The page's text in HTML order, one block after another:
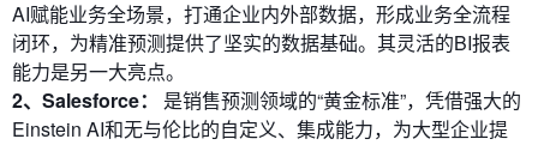
AI赋能业务全场景，打通企业内外部数据，形成业务全流程
闭环，为精准预测提供了坚实的数据基础。其灵活的BI报表
能力是另一大亮点。
2、Salesforce：
是销售预测领域的“黄金标准”，凭借强大的
Einstein AI和无与伦比的自定义、集成能力，为大型企业提